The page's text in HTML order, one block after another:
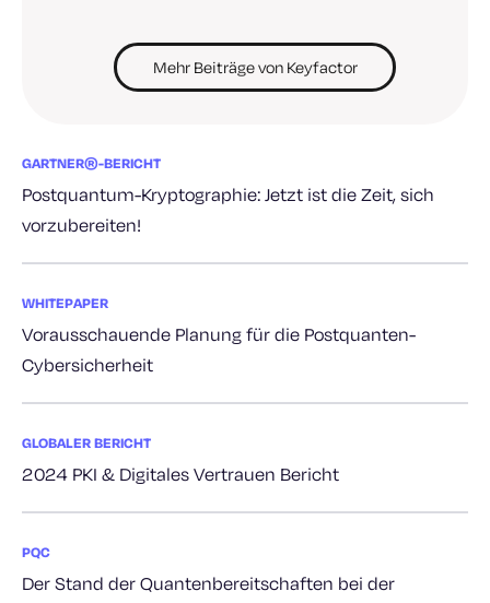
Mehr Beiträge von Keyfactor
GARTNER®-BERICHT
Postquantum-Kryptographie: Jetzt ist die Zeit, sich
vorzubereiten!
WHITEPAPER
Vorausschauende Planung für die Postquanten-
Cybersicherheit
GLOBALER BERICHT
2024 PKI & Digitales Vertrauen Bericht
PQC
Der Stand der Quantenbereitschaften bei der